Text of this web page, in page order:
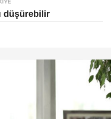
düşürebilir